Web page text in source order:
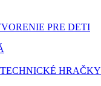
PRE DETI
HRAČKY